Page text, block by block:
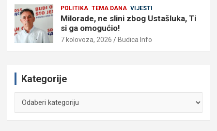
POLITIKA TEMA DANA VIJESTI
Milorade, ne slini zbog Ustašluka, Ti
si ga omogućio!
7 kolovoza, 2026 Budica Info
Kategorije